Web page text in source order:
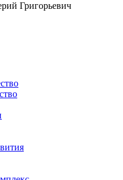
Григорьевич